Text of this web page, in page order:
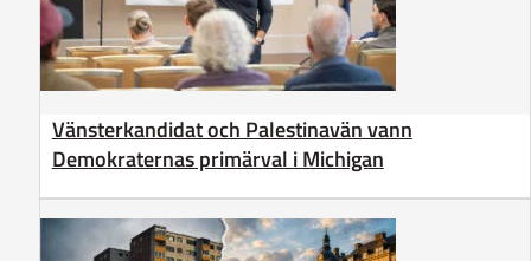
Vänsterkandidat och Palestinavän vann
Demokraternas primärval i Michigan